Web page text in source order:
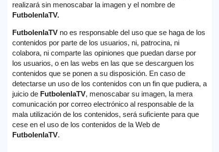
realizará sin menoscabar la imagen y el nombre de
FutbolenlaTV.
FutbolenlaTV no es responsable del uso que se haga de los
contenidos por parte de los usuarios, ni, patrocina, ni
colabora, ni comparte las opiniones que puedan darse por
los usuarios, o en las webs en las que se descarguen los
contenidos que se ponen a su disposición. En caso de
detectarse un uso de los contenidos con un fin que pudiera, a
juicio de FutbolenlaTV, menoscabar su imagen, la mera
comunicación por correo electrónico al responsable de la
mala utilización de los contenidos, será suficiente para que
cese en el uso de los contenidos de la Web de
FutbolenlaTV.